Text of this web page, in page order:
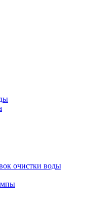
очистки воды